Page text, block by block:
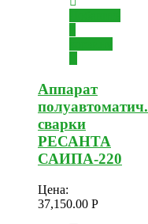
Аппарат
полуавтоматич.
сварки
РЕСАНТА
САИПА-220
Цена:
37,150.00 Р